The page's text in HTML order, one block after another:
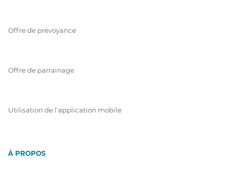
Offre de prévoyance
Offre de parrainage
Utilisation de l'application mobile
À PROPOS